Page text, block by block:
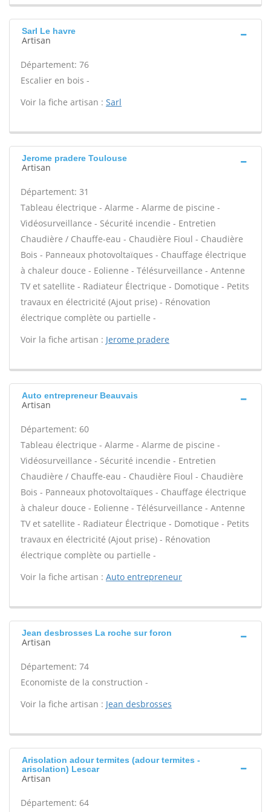
Sarl Le havre
Artisan
Département: 76
Escalier en bois -
Voir la fiche artisan : Sarl
Jerome pradere Toulouse
Artisan
Département: 31
Tableau électrique - Alarme - Alarme de piscine -
Vidéosurveillance - Sécurité incendie - Entretien
Chaudière / Chauffe-eau - Chaudière Fioul - Chaudière
Bois - Panneaux photovoltaïques - Chauffage électrique
à chaleur douce - Eolienne - Télésurveillance - Antenne
TV et satellite - Radiateur Électrique - Domotique - Petits
travaux en électricité (Ajout prise) - Rénovation
électrique complète ou partielle -
Voir la fiche artisan : Jerome pradere
Auto entrepreneur Beauvais
Artisan
Département: 60
Tableau électrique - Alarme - Alarme de piscine -
Vidéosurveillance - Sécurité incendie - Entretien
Chaudière / Chauffe-eau - Chaudière Fioul - Chaudière
Bois - Panneaux photovoltaïques - Chauffage électrique
à chaleur douce - Eolienne - Télésurveillance - Antenne
TV et satellite - Radiateur Électrique - Domotique - Petits
travaux en électricité (Ajout prise) - Rénovation
électrique complète ou partielle -
Voir la fiche artisan : Auto entrepreneur
Jean desbrosses La roche sur foron
Artisan
Département: 74
Economiste de la construction -
Voir la fiche artisan : Jean desbrosses
Arisolation adour termites (adour termites -
arisolation) Lescar
Artisan
Département: 64